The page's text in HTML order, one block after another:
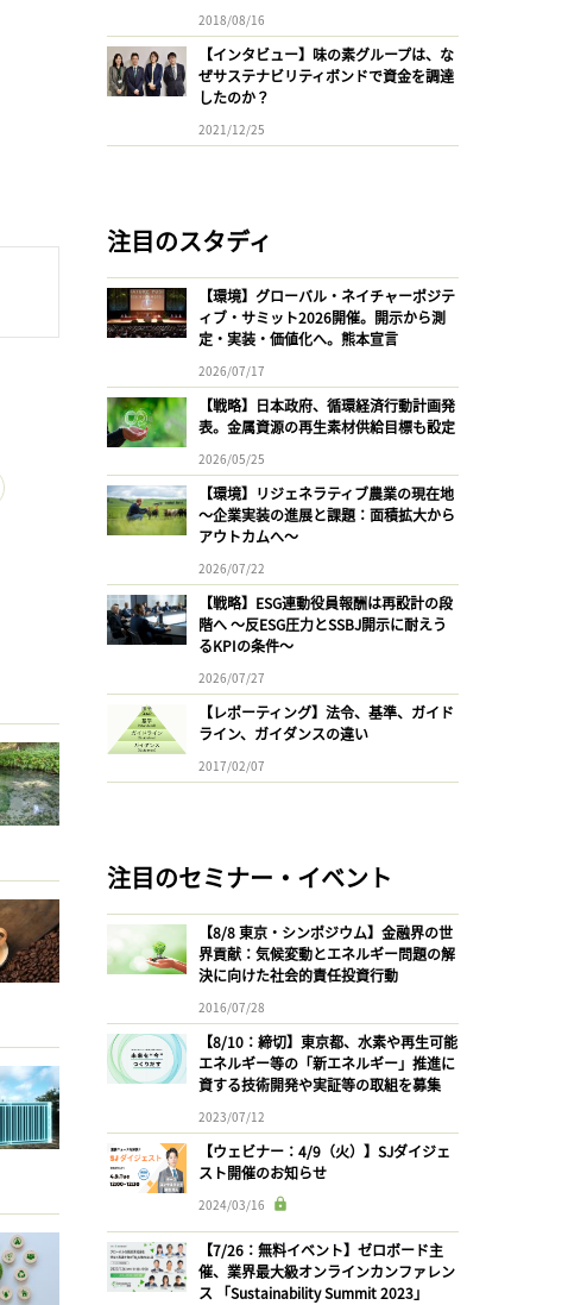
2018/08/16
【インタビュー】味の素グループは、な
ぜサステナビリティボンドで資金を調達
したのか？
2021/12/25
注目のスタディ
【環境】グローバル・ネイチャーポジテ
ィブ・サミット2026開催。開示から測
定・実装・価値化へ。熊本宣言
2026/07/17
【戦略】日本政府、循環経済行動計画発
表。金属資源の再生素材供給目標も設定
2026/05/25
【環境】リジェネラティブ農業の現在地
〜企業実装の進展と課題：面積拡大から
アウトカムへ〜
2026/07/22
【戦略】ESG連動役員報酬は再設計の段
階へ 〜反ESG圧力とSSBJ開示に耐えう
るKPIの条件〜
2026/07/27
【レポーティング】法令、基準、ガイド
ライン、ガイダンスの違い
2017/02/07
注目のセミナー・イベント
【8/8 東京・シンポジウム】金融界の世
界貢献：気候変動とエネルギー問題の解
決に向けた社会的責任投資行動
2016/07/28
【8/10：締切】東京都、水素や再生可能
エネルギー等の「新エネルギー」推進に
資する技術開発や実証等の取組を募集
2023/07/12
【ウェビナー：4/9（火）】SJダイジェ
スト開催のお知らせ
2024/03/16
【7/26：無料イベント】ゼロボード主
催、業界最大級オンラインカンファレン
ス 「Sustainability Summit 2023」